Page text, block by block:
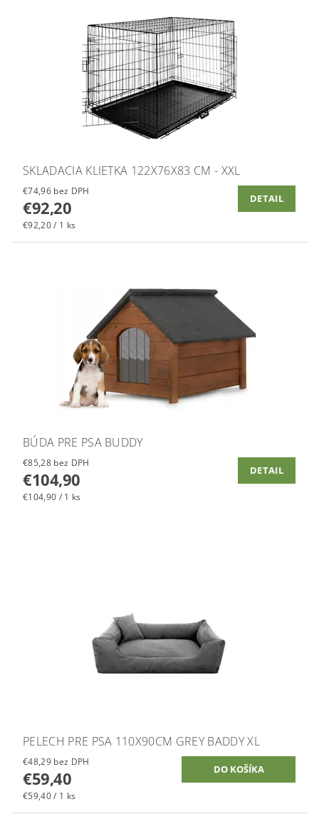
SKLADACIA KLIETKA 122X76X83 CM - XXL
€74,96 bez DPH
€92,20
€92,20 / 1 ks
DETAIL
BÚDA PRE PSA BUDDY
€85,28 bez DPH
€104,90
€104,90 / 1 ks
DETAIL
PELECH PRE PSA 110X90CM GREY BADDY XL
€48,29 bez DPH
€59,40
€59,40 / 1 ks